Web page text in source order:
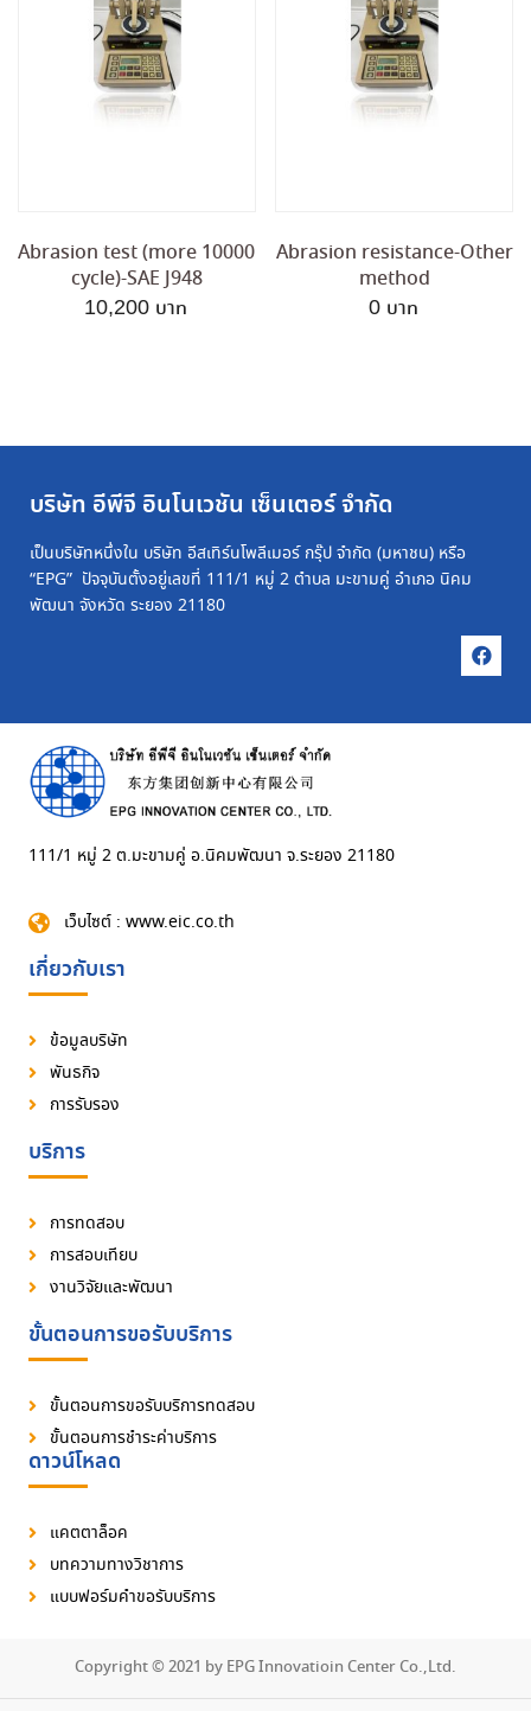
Abrasion test (more 10000
cycle)-SAE J948
10,200
Abrasion resistance-Other
method
0
บริษัท อีพีจี อินโนเวชัน เซ็นเตอร์ จำกัด
เป็นบริษัทหนึ่งใน บริษัท อีสเทิร์นโพลีเมอร์ กรุ๊ป จำกัด (มหาชน) หรือ
“EPG” ปัจจุบันตั้งอยู่เลขที่ 111/1 หมู่ 2 ตำบล มะขามคู่ อำเภอ นิคม
พัฒนา จังหวัด ระยอง 21180
111/1 หมู่ 2 ต.มะขามคู่ อ.นิคมพัฒนา จ.ระยอง 21180
เว็บไซต์ : www.eic.co.th
เกี่ยวกับเรา
ข้อมูลบริษัท
พันธกิจ
การรับรอง
บริการ
การทดสอบ
การสอบเทียบ
งานวิจัยและพัฒนา
ขั้นตอนการขอรับบริการ
ขั้นตอนการขอรับบริการทดสอบ
ขั้นตอนการชำระค่าบริการ
ดาวน์โหลด
แคตตาล็อค
บทความทางวิชาการ
แบบฟอร์มคำขอรับบริการ
Copyright © 2021 by EPG Innovatioin Center Co.,Ltd.